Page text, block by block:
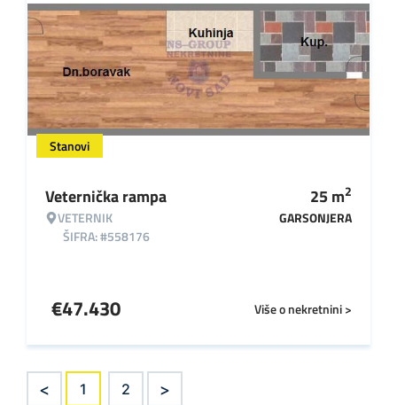
Stanovi
Veternička rampa
VETERNIK
ŠIFRA: #558176
25m2
GARSONJERA
Više o nekretnini >
€47.430
< 1 2 >